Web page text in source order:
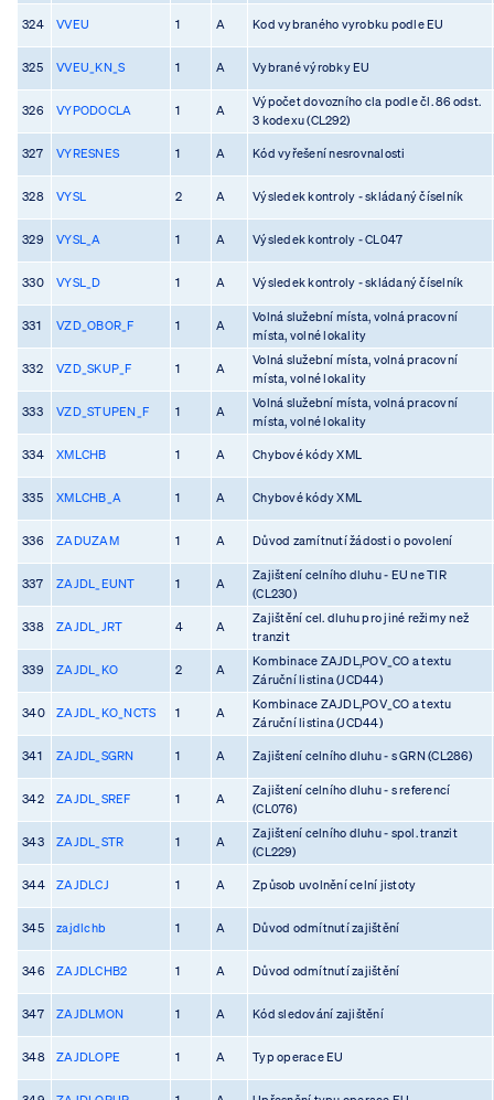
324 VVEU 1 A Kod vybraného vyrobku podle EU
325 VVEU_KN_S 1 A Vybrané výrobky EU
326 VYPODOCLA 1 A
Výpočet dovozního cla podle čl. 86 odst.
3 kodexu (CL292)
327 VYRESNES 1 A Kód vyřešení nesrovnalosti
328 VYSL 2 A Výsledek kontroly - skládaný číselník
329 VYSL_A 1 A Výsledek kontroly - CL047
330 VYSL_D 1 A Výsledek kontroly - skládaný číselník
331 VZD_OBOR_F 1 A
Volná služební místa, volná pracovní
místa, volné lokality
332 VZD_SKUP_F 1 A
Volná služební místa, volná pracovní
místa, volné lokality
333 VZD_STUPEN_F 1 A
Volná služební místa, volná pracovní
místa, volné lokality
334 XMLCHB 1 A Chybové kódy XML
335 XMLCHB_A 1 A Chybové kódy XML
336 ZADUZAM 1 A Důvod zamítnutí žádosti o povolení
337 ZAJDL_EUNT 1 A
Zajištení celního dluhu - EU ne TIR
(CL230)
338 ZAJDL_JRT 4 A
Zajištění cel. dluhu pro jiné režimy než
tranzit
339 ZAJDL_KO 2 A
Kombinace ZAJDL,POV_CO a textu
Záruční listina (JCD44)
340 ZAJDL_KO_NCTS 1 A
Kombinace ZAJDL,POV_CO a textu
Záruční listina (JCD44)
341 ZAJDL_SGRN 1 A Zajištení celního dluhu - s GRN (CL286)
342 ZAJDL_SREF 1 A
Zajištení celního dluhu - s referencí
(CL076)
343 ZAJDL_STR 1 A
Zajištení celního dluhu - spol. tranzit
(CL229)
344 ZAJDLCJ 1 A Způsob uvolnění celní jistoty
345 zajdlchb 1 A Důvod odmítnutí zajištění
346 ZAJDLCHB2 1 A Důvod odmítnutí zajištění
347 ZAJDLMON 1 A Kód sledování zajištění
348 ZAJDLOPE 1 A Typ operace EU